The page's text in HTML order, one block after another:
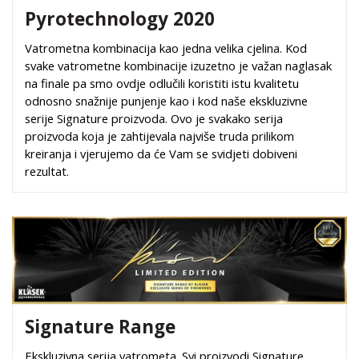
Pyrotechnology 2020
Vatrometna kombinacija kao jedna velika cjelina. Kod
svake vatrometne kombinacije izuzetno je važan naglasak
na finale pa smo ovdje odlučili koristiti istu kvalitetu
odnosno snažnije punjenje kao i kod naše ekskluzivne
serije Signature proizvoda. Ovo je svakako serija
proizvoda koja je zahtijevala najviše truda prilikom
kreiranja i vjerujemo da će Vam se svidjeti dobiveni
rezultat.
Signature Range
Ekskluzivna serija vatrometa. Svi proizvodi Signature